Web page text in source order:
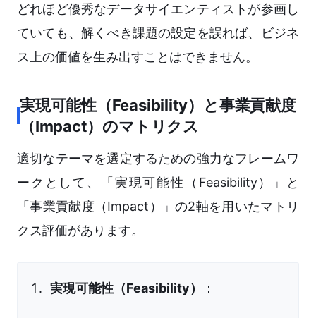
どれほど優秀なデータサイエンティストが参画し
ていても、解くべき課題の設定を誤れば、ビジネ
ス上の価値を生み出すことはできません。
実現可能性（Feasibility）と事業貢献度
（Impact）のマトリクス
適切なテーマを選定するための強力なフレームワ
ークとして、「実現可能性（Feasibility）」と
「事業貢献度（Impact）」の2軸を用いたマトリ
クス評価があります。
実現可能性（Feasibility） ：